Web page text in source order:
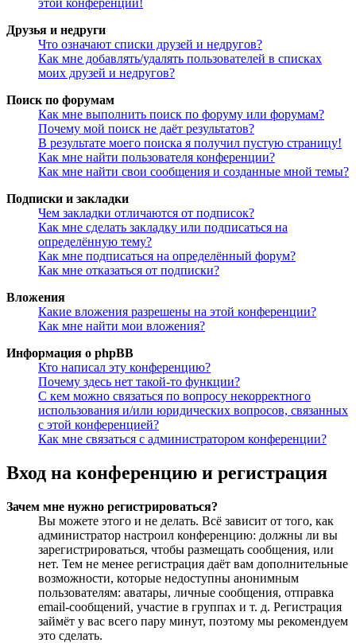
этой конференции!
Друзья и недруги
Что означают списки друзей и недругов?
Как мне добавлять/удалять пользователей в списках
моих друзей и недругов?
Поиск по форумам
Как мне выполнить поиск по форуму или форумам?
Почему мой поиск не даёт результатов?
В результате моего поиска я получил пустую страницу!
Как мне найти пользователя конференции?
Как мне найти свои сообщения и созданные мной темы?
Подписки и закладки
Чем закладки отличаются от подписок?
Как мне сделать закладку или подписаться на
определённую тему?
Как мне подписаться на определённый форум?
Как мне отказаться от подписки?
Вложения
Какие вложения разрешены на этой конференции?
Как мне найти мои вложения?
Информация о phpBB
Кто написал эту конференцию?
Почему здесь нет такой-то функции?
С кем можно связаться по вопросу некорректного
использования и/или юридических вопросов, связанных
с этой конференцией?
Как мне связаться с администратором конференции?
Вход на конференцию и регистрация
Зачем мне нужно регистрироваться?
Вы можете этого и не делать. Всё зависит от того, как
администратор настроил конференцию: должны ли вы
зарегистрироваться, чтобы размещать сообщения, или
нет. Тем не менее регистрация даёт вам дополнительные
возможности, которые недоступны анонимным
пользователям: аватары, личные сообщения, отправка
email-сообщений, участие в группах и т. д. Регистрация
займёт у вас всего пару минут, поэтому мы рекомендуем
это сделать.